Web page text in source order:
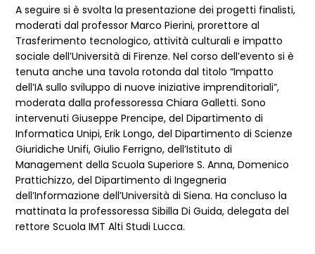
A seguire si è svolta la presentazione dei progetti finalisti,
moderati dal professor Marco Pierini, prorettore al
Trasferimento tecnologico, attività culturali e impatto
sociale dell’Università di Firenze. Nel corso dell’evento si è
tenuta anche una tavola rotonda dal titolo “Impatto
dell’IA sullo sviluppo di nuove iniziative imprenditoriali”,
moderata dalla professoressa Chiara Galletti. Sono
intervenuti Giuseppe Prencipe, del Dipartimento di
Informatica Unipi, Erik Longo, del Dipartimento di Scienze
Giuridiche Unifi, Giulio Ferrigno, dell’Istituto di
Management della Scuola Superiore S. Anna, Domenico
Prattichizzo, del Dipartimento di Ingegneria
dell’Informazione dell’Università di Siena. Ha concluso la
mattinata la professoressa Sibilla Di Guida, delegata del
rettore Scuola IMT Alti Studi Lucca.